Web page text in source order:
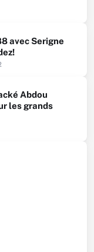
avec Serigne
Abdou
les grands